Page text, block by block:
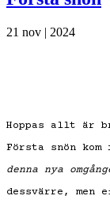
21 nov | 2024
Hoppas allt är
Första snön kom
denna nya
dessvärre,